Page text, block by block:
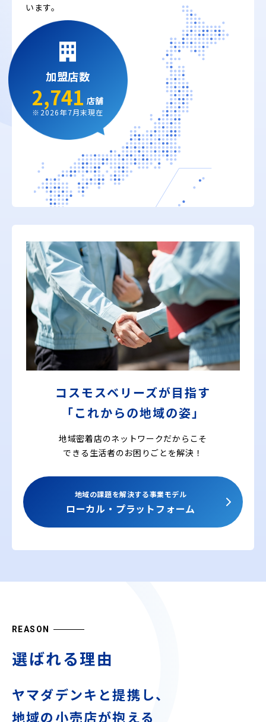
います。
加盟店数
2,741 店舗
※2026年7月末現在
コスモスベリーズが目指す
「これからの地域の姿」
地域密着店のネットワークだからこそ
できる 生活者のお困りごとを解決！
地域の課題を解決する事業モデル
ローカル・プラットフォーム
REASON
選ばれる理由
ヤマダデンキと提携し、
地域の小売店が抱える